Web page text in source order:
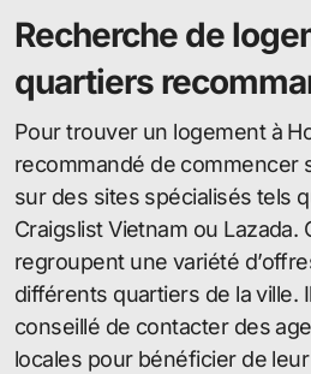
Recherche de
quartiers
Pour trouver un logement à
recommandé de commencer
sur des sites spécialisés tels
Craigslist Vietnam ou Lazada.
regroupent une variété
différents quartiers de la ville.
conseillé de contacter des
locales pour bénéficier de